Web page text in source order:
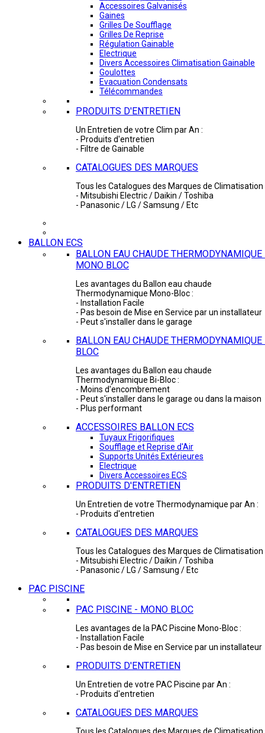
Accessoires Galvanisés
Gaines
Grilles De Soufflage
Grilles De Reprise
Régulation Gainable
Electrique
Divers Accessoires Climatisation Gainable
Goulottes
Evacuation Condensats
Télécommandes
PRODUITS D'ENTRETIEN
Un Entretien de votre Clim par An :
- Produits d'entretien
- Filtre de Gainable
CATALOGUES DES MARQUES
Tous les Catalogues des Marques de Climatisation
- Mitsubishi Electric / Daikin / Toshiba
- Panasonic / LG / Samsung / Etc
BALLON ECS
BALLON EAU CHAUDE THERMODYNAMIQUE
MONO BLOC
Les avantages du Ballon eau chaude
Thermodynamique Mono-Bloc :
- Installation Facile
- Pas besoin de Mise en Service par un installateur
- Peut s'installer dans le garage
BALLON EAU CHAUDE
BLOC
Les avantages du Ballon eau chaude
Thermodynamique Bi-Bloc :
- Moins d'encombrement
- Peut s'installer dans le garage ou dans la maison
- Plus performant
ACCESSOIRES BALLON ECS
Tuyaux Frigorifiques
Soufflage et Reprise d'Air
Supports Unités Extérieures
Electrique
Divers Accessoires ECS
PRODUITS D'ENTRETIEN
Un Entretien de votre Thermodynamique par An :
- Produits d'entretien
CATALOGUES DES MARQUES
Tous les Catalogues des Marques de Climatisation
- Mitsubishi Electric / Daikin / Toshiba
- Panasonic / LG / Samsung / Etc
PAC PISCINE
PAC PISCINE - MONO BLOC
Les avantages de la PAC Piscine Mono-Bloc :
- Installation Facile
- Pas besoin de Mise en Service par un installateur
PRODUITS D'ENTRETIEN
Un Entretien de votre PAC Piscine par An :
- Produits d'entretien
CATALOGUES DES MARQUES